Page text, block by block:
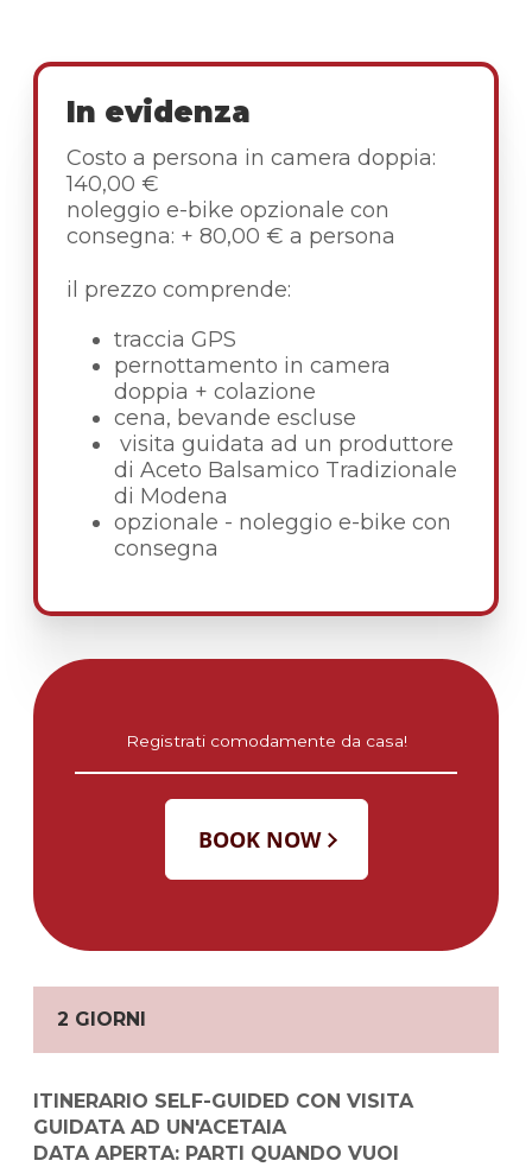
In evidenza
Costo a persona in camera doppia:
140,00 €
noleggio e-bike opzionale con
consegna: + 80,00 € a persona
il prezzo comprende:
traccia GPS
pernottamento in camera
doppia + colazione
cena, bevande escluse
visita guidata ad un produttore
di Aceto Balsamico Tradizionale
di Modena
opzionale - noleggio e-bike con
consegna
Registrati comodamente da casa!
2 GIORNI
ITINERARIO SELF-GUIDED CON VISITA
GUIDATA AD UN'ACETAIA
DATA APERTA: PARTI QUANDO VUOI